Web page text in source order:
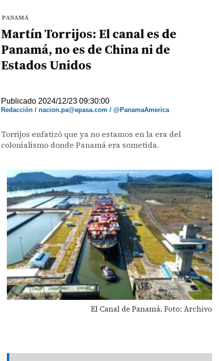
PANAMÁ
Martín Torrijos: El canal es de
Panamá, no es de China ni de
Estados Unidos
Publicado 2024/12/23 09:30:00
Redacción / nacion.pa@epasa.com / @PanamaAmerica
Torrijos enfatizó que ya no estamos en la era del
colonialismo donde Panamá era sometida.
El Canal de Panamá. Foto: Archivo